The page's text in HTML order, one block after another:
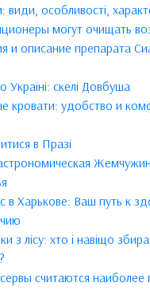
види, особливості,
могут очищать
и описание препарата
Україні: скелі Довбуша
кровати: удобство и
в Празі
в Харькове: Ваш путь к
з лісу: хто і навіщо
считаются